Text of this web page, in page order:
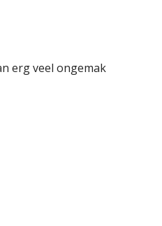
erg veel ongemak